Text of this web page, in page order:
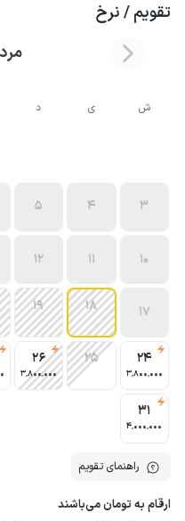
تقویم / نرخ
ش ی د
3
4
5
10
11
12
17
18
19
24
3٬800٬000
25
26
3٬800٬000
31
4٬000٬000
راهنمای تقویم
ارقام به تومان می‌باشند